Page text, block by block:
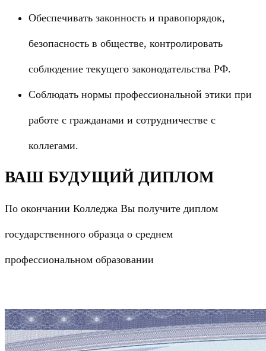
Обеспечивать законность и правопорядок,
безопасность в обществе, контролировать
соблюдение текущего законодательства РФ.
Соблюдать нормы профессиональной этики при
работе с гражданами и сотрудничестве с
коллегами.
ВАШ БУДУЩИЙ ДИПЛОМ
По окончании Колледжа Вы получите диплом
государственного образца о среднем
профессиональном образовании